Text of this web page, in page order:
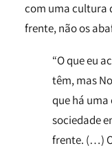
com uma cultura
frente, não os
“O que eu
têm, mas
que há uma
sociedade
frente. (…)